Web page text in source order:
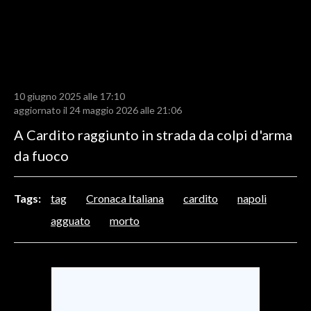
SPORT
RISULTATI E CLASSIFICHE
CALCIO
10 giugno 2025 alle 17:10
aggiornato il 24 maggio 2026 alle 21:06
A Cardito raggiunto in strada da colpi d'arma
da fuoco
Tags: tag Cronaca Italiana cardito
napoli
agguato
morto